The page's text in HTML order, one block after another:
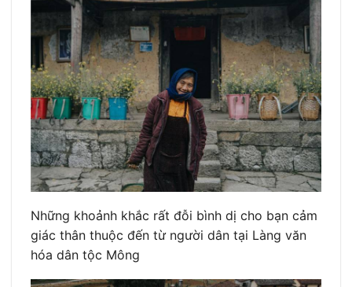
Những khoảnh khắc rất đỗi bình dị cho bạn cảm
giác thân thuộc đến từ người dân tại Làng văn
hóa dân tộc Mông